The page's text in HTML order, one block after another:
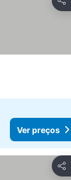
Ver preços